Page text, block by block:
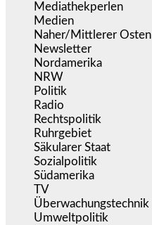
Mediathekperlen
Medien
Naher/Mittlerer Osten
Newsletter
Nordamerika
NRW
Politik
Radio
Rechtspolitik
Ruhrgebiet
Säkularer Staat
Sozialpolitik
Südamerika
TV
Überwachungstechnik
Umweltpolitik